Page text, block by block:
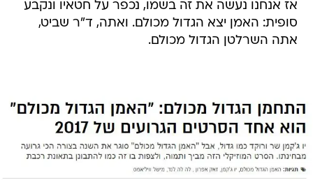
אז אנחנו נעשה את זה בשמו, נכפר על חטאיו ונקבע
סופית: האמן יצא הגדול מכולם. ואתה, ד"ר שביט,
אתה השרלטן הגדול מכולם.